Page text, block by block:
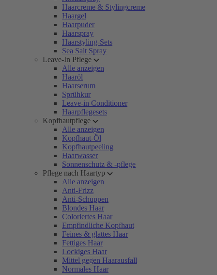
Haarcreme & Stylingcreme
Haargel
Haarpuder
Haarspray
Haarstyling-Sets
Sea Salt Spray
Leave-In Pflege
Alle anzeigen
Haaröl
Haarserum
Sprühkur
Leave-in Conditioner
Haarpflegesets
Kopfhautpflege
Alle anzeigen
Kopfhaut-Öl
Kopfhautpeeling
Haarwasser
Sonnenschutz & -pflege
Pflege nach Haartyp
Alle anzeigen
Anti-Frizz
Anti-Schuppen
Blondes Haar
Coloriertes Haar
Empfindliche Kopfhaut
Feines & glattes Haar
Fettiges Haar
Lockiges Haar
Mittel gegen Haarausfall
Normales Haar